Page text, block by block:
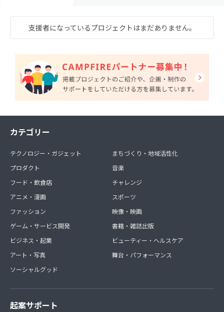
支援者になっているプロジェクトはまだありません。
カテゴリー
テクノロジー・ガジェット
プロダクト
フード・飲食店
アニメ・漫画
ファッション
ゲーム・サービス開発
ビジネス・起業
アート・写真
ソーシャルグッド
まちづくり・地域活性化
音楽
チャレンジ
スポーツ
映像・映画
書籍・雑誌出版
ビューティー・ヘルスケア
舞台・パフォーマンス
起案サポート